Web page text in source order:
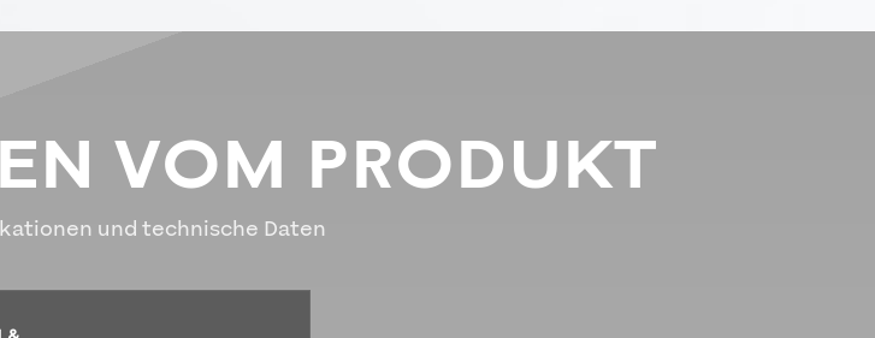
VOM PRODUKT
und technische Daten